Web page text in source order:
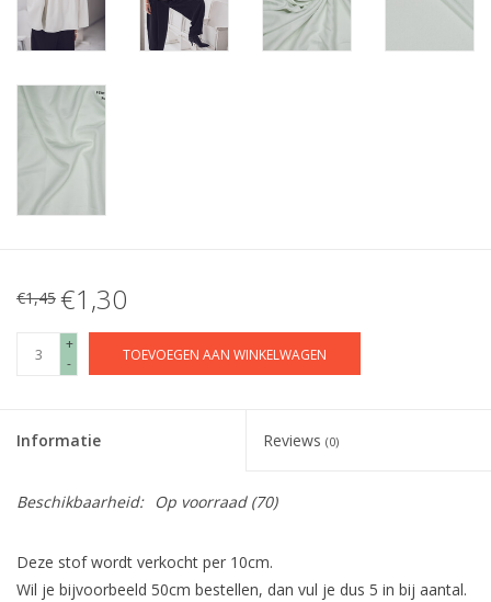
€1,45 €1,30
+
-
TOEVOEGEN AAN WINKELWAGEN
Informatie Reviews (0)
Beschikbaarheid: Op voorraad(70)
Deze stof wordt verkocht per 10cm.
Wil je bijvoorbeeld 50cm bestellen, dan vul je dus 5 in bij aantal.